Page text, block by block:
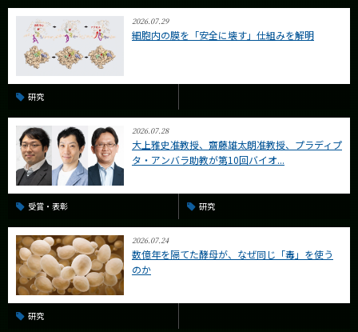
2026.07.29
細胞内の膜を「安全に壊す」仕組みを解明
研究
2026.07.28
大上雅史准教授、齋藤雄太朗准教授、プラディプ
タ・アンバラ助教が第10回バイオ...
受賞・表彰 研究
2026.07.24
数億年を隔てた酵母が、なぜ同じ「毒」を使う
のか
研究